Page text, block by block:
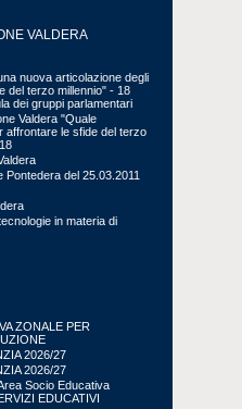
VALDERA
nuova articolazione degli
del terzo millennio" - 18
dei gruppi parlamentari
Valdera "Quale
affrontare le sfide del terzo
del 25.03.2011
in materia di
ZONALE PER
2026/27
2026/27
Socio Educativa
EDUCATIVI